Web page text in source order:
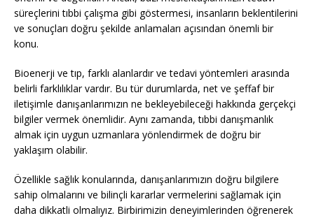
süreçlerini tıbbi çalışma gibi göstermesi, insanların beklentilerini
ve sonuçları doğru şekilde anlamaları açısından önemli bir
konu.
Bioenerji ve tıp, farklı alanlardır ve tedavi yöntemleri arasında
belirli farklılıklar vardır. Bu tür durumlarda, net ve şeffaf bir
iletişimle danışanlarımızın ne bekleyebileceği hakkında gerçekçi
bilgiler vermek önemlidir. Aynı zamanda, tıbbi danışmanlık
almak için uygun uzmanlara yönlendirmek de doğru bir
yaklaşım olabilir.
Özellikle sağlık konularında, danışanlarımızın doğru bilgilere
sahip olmalarını ve bilinçli kararlar vermelerini sağlamak için
daha dikkatli olmalıyız. Birbirimizin deneyimlerinden öğrenerek